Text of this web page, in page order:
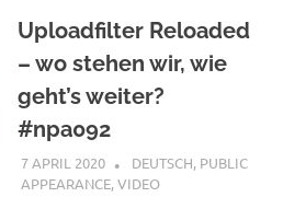
Uploadfilter Reloaded
– wo stehen wir, wie
geht’s weiter?
#npa092
7 APRIL 2020 VGRASS
DEUTSCH, PUBLIC
APPEARANCE,VIDEO